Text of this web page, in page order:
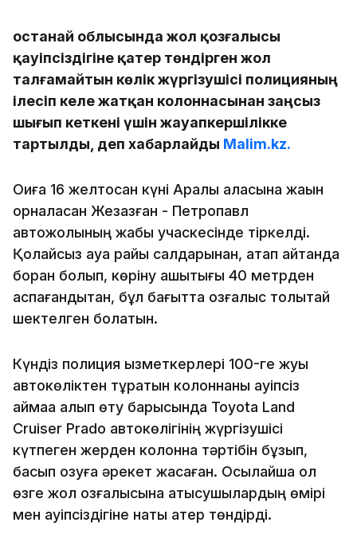
Қостанай облысында жол қозғалысы
қауіпсіздігіне қатер төндірген жол
талғамайтын көлік жүргізушісі полицияның
ілесіп келе жатқан колоннасынан заңсыз
шығып кеткені үшін жауапкершілікке
тартылды, деп хабарлайды Malim.kz.
Оқиға 16 желтоқсан күні Арқалық қаласына жақын
орналасқан Жезқазған - Петропавл
автожолының жабық учаскесінде тіркелді.
Қолайсыз ауа райы салдарынан, атап айтқанда
боран болып, көріну қашықтығы 40 метрден
аспағандықтан, бұл бағытта қозғалыс толықтай
шектелген болатын.
Күндіз полиция қызметкерлері 100-ге жуық
автокөліктен тұратын колоннаны қауіпсіз
аймаққа алып өту барысында Toyota Land
Cruiser Prado автокөлігінің жүргізушісі
күтпеген жерден колонна тәртібін бұзып,
басып озуға әрекет жасаған. Осылайша ол
өзге жол қозғалысына қатысушылардың өмірі
мен қауіпсіздігіне нақты қатер төндірді.